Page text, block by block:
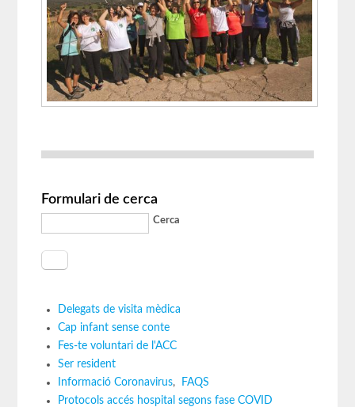
Formulari de cerca
Cerca
Delegats de visita mèdica
Cap infant sense conte
Fes-te voluntari de l'ACC
Ser resident
Informació Coronavirus,
FAQS
Protocols accés hospital segons fase COVID